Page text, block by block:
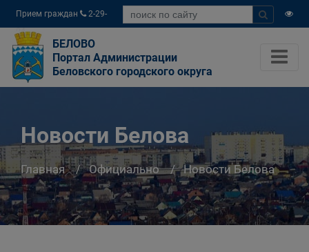
Прием граждан
2-29-
04
БЕЛОВО
Портал Администрации
Беловского городского округа
Новости Белова
Главная Официально Новости Белова